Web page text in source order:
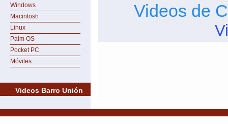
Windows
Macintosh
Linux
Palm OS
Pocket PC
Móviles
Videos Barro Unión
Videos de